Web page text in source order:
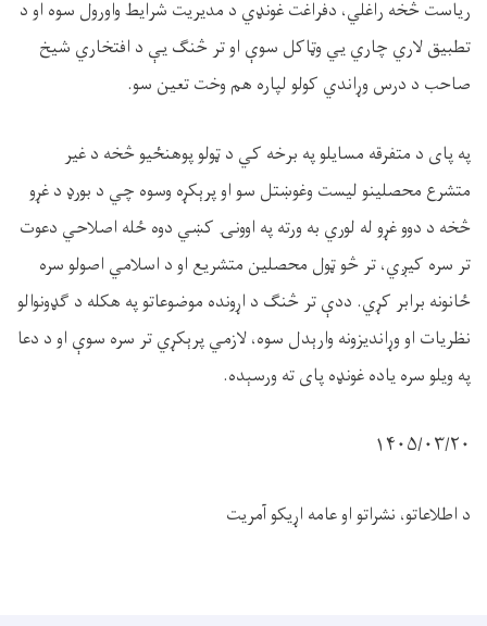
ریاست څخه راغلي، دفراغت غونډي د مدیریت شرایط واورول سوه او د
تطبیق لاري چاري يي وټاکل سوې او تر څنګ یې د افتخاري شیخ
صاحب د درس وړاندي کولو لپاره هم وخت تعین سو.
په پای د متفرقه مسايلو په برخه کي د ټولو پوهنځيو څخه د غیر
متشرع محصلینو لیست وغوښتل سو او پرېکړه وسوه چي د بورډ د غړو
څخه د دوو غړو له لوري به ورته په اوونۍ کښي دوه ځله اصلاحي دعوت
تر سره کيږي، تر څو ټول محصلین متشریع او د اسلامي اصولو سره
ځانونه برابر کړي. ددې تر څنګ د اړونده موضوعاتو په هکله د ګډونوالو
نظریات او وړانديزونه وارېدل سوه، لازمي پرېکړي تر سره سوې او د دعا
په ویلو سره یاده غونډه پای ته ورسېده.
۱۴۰۵/۰۳/۲۰
د اطلاعاتو، نشراتو او عامه اړيکو آمریت